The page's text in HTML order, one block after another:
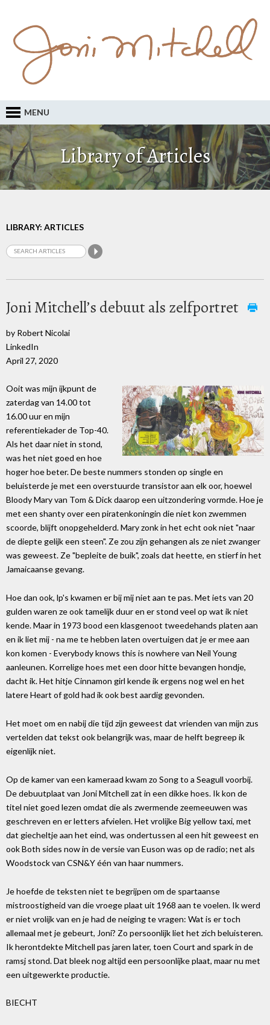
MENU
Library of Articles
LIBRARY: ARTICLES
Joni Mitchell’s debuut als zelfportret
by Robert Nicolai
LinkedIn
April 27, 2020
Ooit was mijn ijkpunt de
zaterdag van 14.00 tot
16.00 uur en mijn
referentiekader de Top-40.
Als het daar niet in stond,
was het niet goed en hoe
hoger hoe beter. De beste nummers stonden op single en
beluisterde je met een overstuurde transistor aan elk oor, hoewel
Bloody Mary van Tom & Dick daarop een uitzondering vormde. Hoe je
met een shanty over een piratenkoningin die niet kon zwemmen
scoorde, blijft onopgehelderd. Mary zonk in het echt ook niet "naar
de diepte gelijk een steen". Ze zou zijn gehangen als ze niet zwanger
was geweest. Ze "bepleite de buik", zoals dat heette, en stierf in het
Jamaicaanse gevang.
Hoe dan ook, lp's kwamen er bij mij niet aan te pas. Met iets van 20
gulden waren ze ook tamelijk duur en er stond veel op wat ik niet
kende. Maar in 1973 bood een klasgenoot tweedehands platen aan
en ik liet mij - na me te hebben laten overtuigen dat je er mee aan
kon komen - Everybody knows this is nowhere van Neil Young
aanleunen. Korrelige hoes met een door hitte bevangen hondje,
dacht ik. Het hitje Cinnamon girl kende ik ergens nog wel en het
latere Heart of gold had ik ook best aardig gevonden.
Het moet om en nabij die tijd zijn geweest dat vrienden van mijn zus
vertelden dat tekst ook belangrijk was, maar de helft begreep ik
eigenlijk niet.
Op de kamer van een kameraad kwam zo Song to a Seagull voorbij.
De debuutplaat van Joni Mitchell zat in een dikke hoes. Ik kon de
titel niet goed lezen omdat die als zwermende zeemeeuwen was
geschreven en er letters afvielen. Het vrolijke Big yellow taxi, met
dat giecheltje aan het eind, was ondertussen al een hit geweest en
ook Both sides now in de versie van Euson was op de radio; net als
Woodstock van CSN&Y één van haar nummers.
Je hoefde de teksten niet te begrijpen om de spartaanse
mistroostigheid van die vroege plaat uit 1968 aan te voelen. Ik werd
er niet vrolijk van en je had de neiging te vragen: Wat is er toch
allemaal met je gebeurt, Joni? Zo persoonlijk liet het zich beluisteren.
Ik herontdekte Mitchell pas jaren later, toen Court and spark in de
ramsj stond. Dat bleek nog altijd een persoonlijke plaat, maar nu met
een uitgewerkte productie.
BIECHT